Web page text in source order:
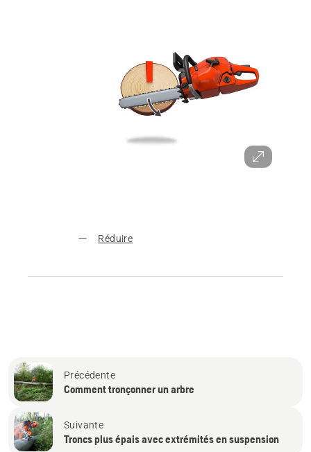
Réduire
Précédente
Comment tronçonner un arbre
Suivante
Troncs plus épais avec extrémités en suspension